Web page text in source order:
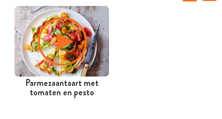
Parmezaantaart met
tomaten en pesto